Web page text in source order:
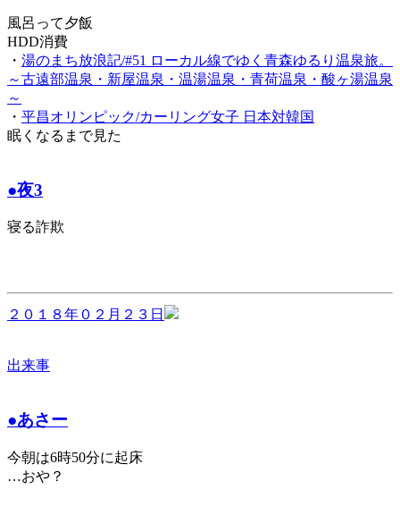
風呂って夕飯
HDD消費
・ 湯のまち放浪記/#51 ローカル線でゆく青森ゆるり温泉旅。
～古遠部温泉・新屋温泉・温湯温泉・青荷温泉・酸ヶ湯温泉
～
・ 平昌オリンピック/カーリング女子 日本対韓国
眠くなるまで見た
●夜3
寝る詐欺
２０１８年０２月２３日
出来事
●あさー
今朝は6時50分に起床
…おや？